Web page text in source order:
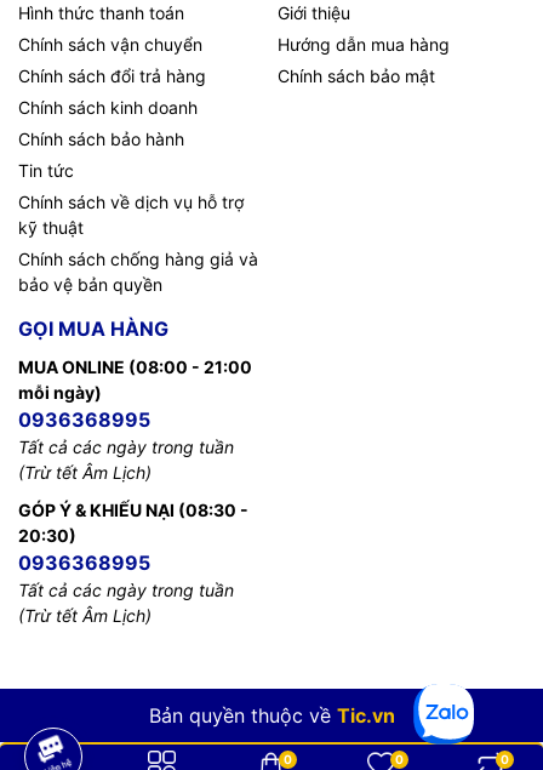
Hình thức thanh toán
Chính sách vận chuyển
Chính sách đổi trả hàng
Chính sách kinh doanh
Chính sách bảo hành
Tin tức
Chính sách về dịch vụ hỗ trợ
kỹ thuật
Chính sách chống hàng giả và
bảo vệ bản quyền
Giới thiệu
Hướng dẫn mua hàng
Chính sách bảo mật
GỌI MUA HÀNG
MUA ONLINE (08:00 - 21:00
mỗi ngày)
0936368995
Tất cả các ngày trong tuần
(Trừ tết Âm Lịch)
GÓP Ý & KHIẾU NẠI (08:30 -
20:30)
0936368995
Tất cả các ngày trong tuần
(Trừ tết Âm Lịch)
Bản quyền thuộc về Tic.vn
0 0 0